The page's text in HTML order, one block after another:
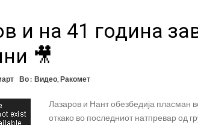
и на 41 година
🎥
Во : Видео, Ракомет
Лазаров и Нант обезбедија пласман
откако во последниот натпревар од